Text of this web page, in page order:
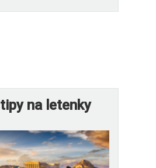
tipy na letenky